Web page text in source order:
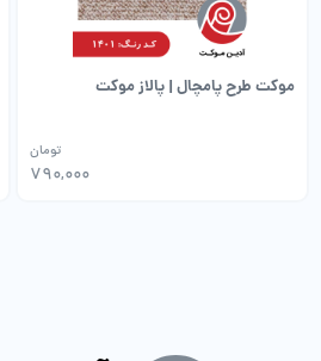
موکت طرح پامچال | پالاز موکت
790,000
تومان